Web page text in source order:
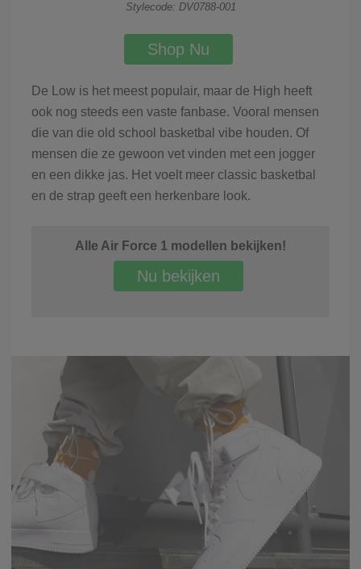
Stylecode: DV0788-001
Shop Nu
De Low is het meest populair, maar de High heeft
ook nog steeds een vaste fanbase. Vooral mensen
die van die old school basketbal vibe houden. Of
mensen die ze gewoon vet vinden met een jogger
en een dikke jas. Het voelt meer classic basketbal
en de strap geeft een herkenbare look.
Alle Air Force 1 modellen bekijken!
Nu bekijken